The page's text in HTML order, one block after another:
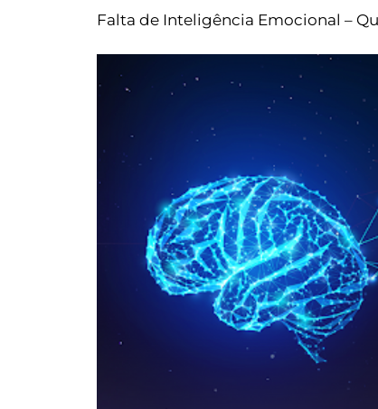
Falta de Inteligência Emocional –